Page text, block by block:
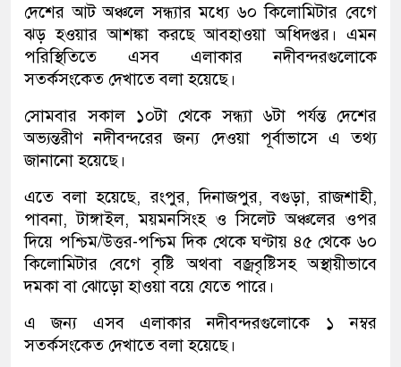
দেশের আট অঞ্চলে সন্ধ্যার মধ্যে ৬০ কিলোমিটার বেগে
ঝড় হওয়ার আশঙ্কা করছে আবহাওয়া অধিদপ্তর। এমন
পরিস্থিতিতে এসব এলাকার নদীবন্দরগুলোকে
সতর্কসংকেত দেখাতে বলা হয়েছে।
সোমবার সকাল ১০টা থেকে সন্ধ্যা ৬টা পর্যন্ত দেশের
অভ্যন্তরীণ নদীবন্দরের জন্য দেওয়া পূর্বাভাসে এ তথ্য
জানানো হয়েছে।
এতে বলা হয়েছে, রংপুর, দিনাজপুর, বগুড়া, রাজশাহী,
পাবনা, টাঙ্গাইল, ময়মনসিংহ ও সিলেট অঞ্চলের ওপর
দিয়ে পশ্চিম/উত্তর-পশ্চিম দিক থেকে ঘণ্টায় ৪৫ থেকে ৬০
কিলোমিটার বেগে বৃষ্টি অথবা বজ্রবৃষ্টিসহ অস্থায়ীভাবে
দমকা বা ঝোড়ো হাওয়া বয়ে যেতে পারে।
এ জন্য এসব এলাকার নদীবন্দরগুলোকে ১ নম্বর
সতর্কসংকেত দেখাতে বলা হয়েছে।